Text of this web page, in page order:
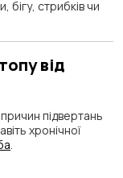
бігу, стрибків чи
від
підвертань
хронічної